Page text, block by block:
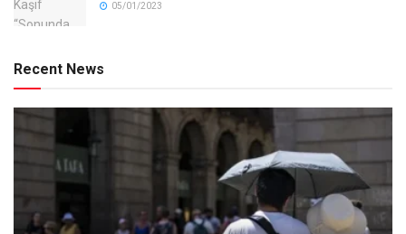
05/01/2023
Recent News